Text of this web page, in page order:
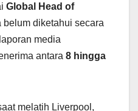
Global Head of
belum diketahui secara
media
antara 8 hingga
melatih Liverpool,